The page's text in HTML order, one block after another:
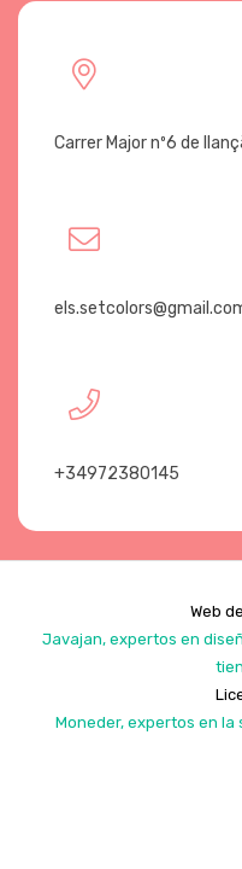
Carrer Major nº6 de
+34972380145
Web
Javajan, expertos en
Moneder, expertos en la